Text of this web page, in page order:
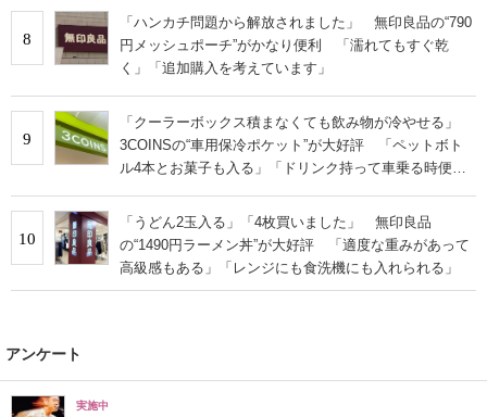
8
「ハンカチ問題から解放されました」 無印良品の“790
円メッシュポーチ”がかなり便利 「濡れてもすぐ乾
く」「追加購入を考えています」
9
「クーラーボックス積まなくても飲み物が冷やせる」
3COINSの“車用保冷ポケット”が大好評 「ペットボト
ル4本とお菓子も入る」「ドリンク持って車乗る時便
10
「うどん2玉入る」「4枚買いました」 無印良品
の“1490円ラーメン丼”が大好評 「適度な重みがあって
高級感もある」「レンジにも食洗機にも入れられる」
アンケート
実施中